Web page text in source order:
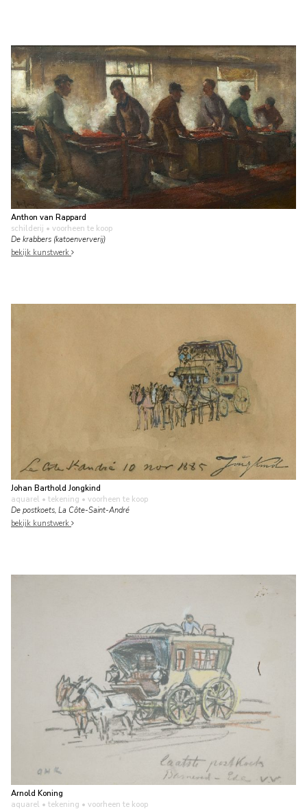
Anthon van Rappard
schilderij • voorheen te koop
De krabbers (katoenververij)
bekijk kunstwerk
Johan Barthold Jongkind
aquarel • tekening • voorheen te koop
De postkoets, La Côte-Saint-André
bekijk kunstwerk
Arnold Koning
aquarel • tekening • voorheen te koop